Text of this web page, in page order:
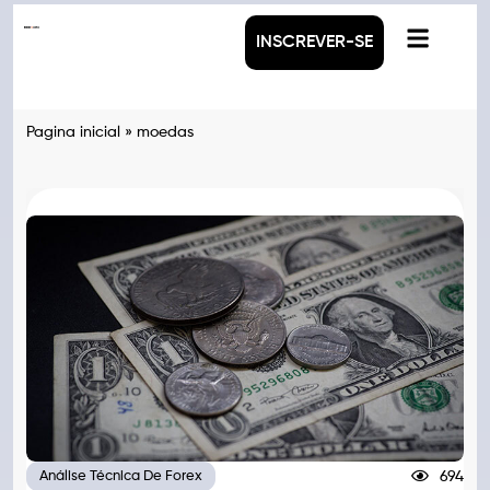
INSCREVER-SE
Pagina inicial » moedas
Análise Técnica De Forex 694